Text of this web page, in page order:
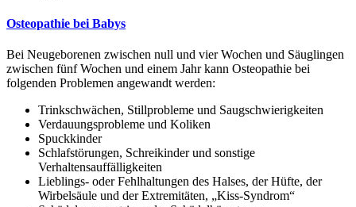
Osteopathie bei Babys
Bei Neugeborenen zwischen null und vier Wochen und Säuglingen
zwischen fünf Wochen und einem Jahr kann Osteopathie bei
folgenden Problemen angewandt werden:
Trinkschwächen, Stillprobleme und Saugschwierigkeiten
Verdauungsprobleme und Koliken
Spuckkinder
Schlafstörungen, Schreikinder und sonstige
Verhaltensauffälligkeiten
Lieblings- oder Fehlhaltungen des Halses, der Hüfte, der
Wirbelsäule und der Extremitäten, „Kiss-Syndrom“